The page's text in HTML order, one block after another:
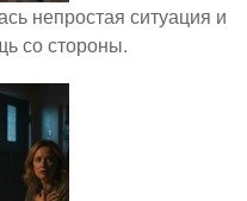
непростая ситуация и
со стороны.